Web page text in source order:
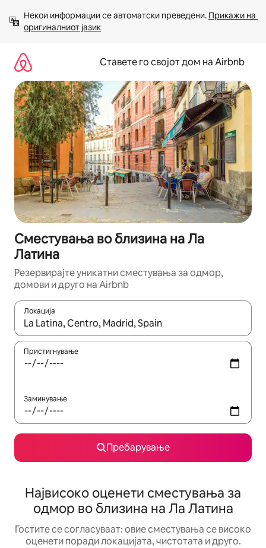
содржина
Некои информации се автоматски преведени. Прикажи на
оригиналниот јазик
Ставете го својот дом на Airbnb
Сместувања во близина на Ла
Латина
Резервирајте уникатни сместувања за одмор,
домови и друго на Airbnb
Локација
Кога резултатите се достапни, движете се со копчињата
Пристигнување
Заминување
Пребарување
Највисоко оценети сместувања за
одмор во близина на Ла Латина
Гостите се согласуваат: овие сместувања се високо
оценети поради локацијата, чистотата и друго.